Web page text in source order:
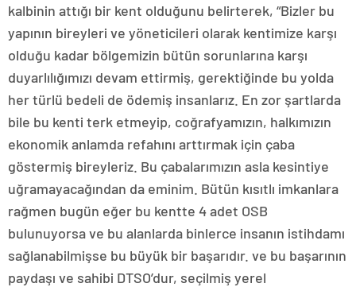
kalbinin attığı bir kent olduğunu belirterek, “Bizler bu
yapının bireyleri ve yöneticileri olarak kentimize karşı
olduğu kadar bölgemizin bütün sorunlarına karşı
duyarlılığımızı devam ettirmiş, gerektiğinde bu yolda
her türlü bedeli de ödemiş insanlarız. En zor şartlarda
bile bu kenti terk etmeyip, coğrafyamızın, halkımızın
ekonomik anlamda refahını arttırmak için çaba
göstermiş bireyleriz. Bu çabalarımızın asla kesintiye
uğramayacağından da eminim. Bütün kısıtlı imkanlara
rağmen bugün eğer bu kentte 4 adet OSB
bulunuyorsa ve bu alanlarda binlerce insanın istihdamı
sağlanabilmişse bu büyük bir başarıdır. ve bu başarının
paydaşı ve sahibi DTSO’dur, seçilmiş yerel